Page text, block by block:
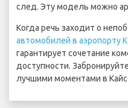
след. Эту модель можно
Когда речь заходит о
автомобилей в аэропорту
гарантирует сочетание
доступности.
лучшими моментами в